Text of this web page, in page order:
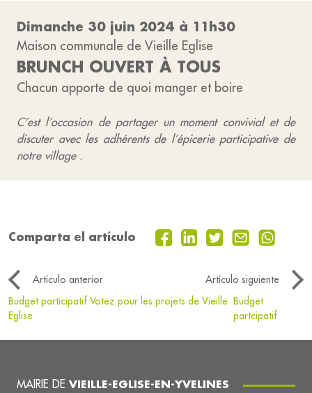
Dimanche 30 juin 2024 à 11h30
Maison communale de Vieille Eglise
BRUNCH OUVERT À TOUS
Chacun apporte de quoi manger et boire
C’est l’occasion de partager un moment convivial et de
discuter avec les adhérents de l’épicerie participative de
notre village .
Comparta el artículo
Artículo anterior
Artículo siguiente
Budget participatif Votez pour les projets de Vieille
Eglise
Budget
partcipatif
MAIRIE DE VIEILLE-EGLISE-EN-YVELINES